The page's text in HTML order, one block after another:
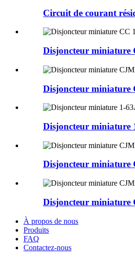
Circuit de courant
Disjoncteur miniature
Disjoncteur miniature
Disjoncteur miniature
Disjoncteur miniature
Disjoncteur miniature
À propos de nous
Produits
FAQ
Contactez-nous